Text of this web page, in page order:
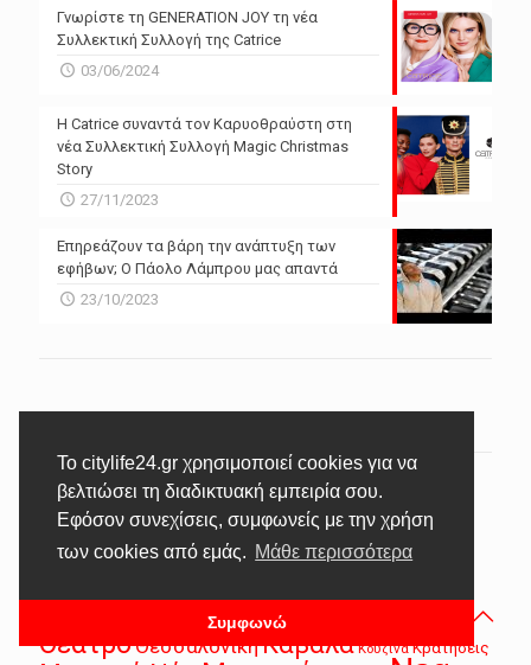
Το citylife24.gr χρησιμοποιεί cookies για να
βελτιώσει τη διαδικτυακή εμπειρία σου.
Εφόσον συνεχίσεις, συμφωνείς με την χρήση
των cookies από εμάς. Μάθε περισσότερα
Συμφωνώ
Γνωρίστε τη GENERATION JOY τη νέα
Συλλεκτική Συλλογή της Catrice
03/06/2024
Η Catrice συναντά τον Καρυοθραύστη στη
νέα Συλλεκτική Συλλογή Magic Christmas
Story
27/11/2023
Επηρεάζουν τα βάρη την ανάπτυξη των
εφήβων; Ο Πάολο Λάμπρου μας απαντά
23/10/2023
TAGS
#πολιτική
Lifestyle Live Lizie Secrets
Άνθρωποι ΑθλητικάΑθλητικά Νέα
ΕισιτήριαΕλλάδα
ΘέατροΘεσσαλονίκηΚαβάλα Κουζίνα Κρατήσεις